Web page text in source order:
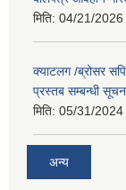
मिति: 04/21/
क्याटलग /ब्रोसर
प्रस्तब सम्बन्धी
मिति: 05/31/2024
अन्य